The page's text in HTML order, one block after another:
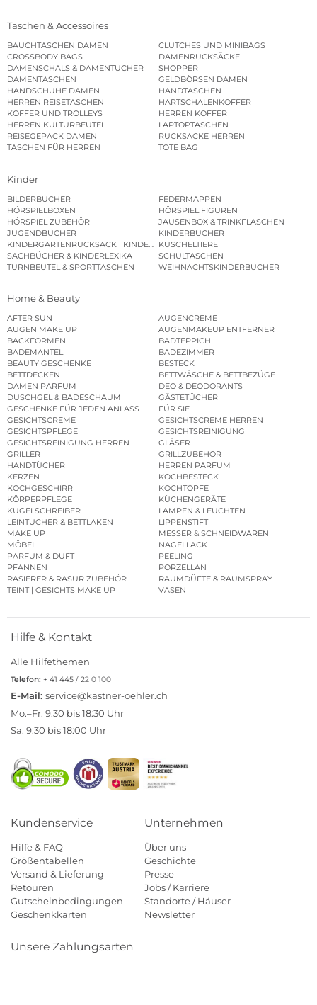
Taschen & Accessoires
BAUCHTASCHEN DAMEN
CLUTCHES UND MINIBAGS
CROSSBODY BAGS
DAMENRUCKSÄCKE
DAMENSCHALS & DAMENTÜCHER
SHOPPER
DAMENTASCHEN
GELDBÖRSEN DAMEN
HANDSCHUHE DAMEN
HANDTASCHEN
HERREN REISETASCHEN
HARTSCHALENKOFFER
KOFFER UND TROLLEYS
HERREN KOFFER
HERREN KULTURBEUTEL
LAPTOPTASCHEN
REISEGEPÄCK DAMEN
RUCKSÄCKE HERREN
TASCHEN FÜR HERREN
TOTE BAG
Kinder
BILDERBÜCHER
FEDERMAPPEN
HÖRSPIELBOXEN
HÖRSPIEL FIGUREN
HÖRSPIEL ZUBEHÖR
JAUSENBOX & TRINKFLASCHEN
JUGENDBÜCHER
KINDERBÜCHER
KINDERGARTENRUCKSACK | KINDERGARTENBEUTEL
KUSCHELTIERE
SACHBÜCHER & KINDERLEXIKA
SCHULTASCHEN
TURNBEUTEL & SPORTTASCHEN
WEIHNACHTSKINDERBÜCHER
Home & Beauty
AFTER SUN
AUGENCREME
AUGEN MAKE UP
AUGENMAKEUP ENTFERNER
BACKFORMEN
BADTEPPICH
BADEMÄNTEL
BADEZIMMER
BEAUTY GESCHENKE
BESTECK
BETTDECKEN
BETTWÄSCHE & BETTBEZÜGE
DAMEN PARFUM
DEO & DEODORANTS
DUSCHGEL & BADESCHAUM
GÄSTETÜCHER
GESCHENKE FÜR JEDEN ANLASS
FÜR SIE
GESICHTSCREME
GESICHTSCREME HERREN
GESICHTSPFLEGE
GESICHTSREINIGUNG
GESICHTSREINIGUNG HERREN
GLÄSER
GRILLER
GRILLZUBEHÖR
HANDTÜCHER
HERREN PARFUM
KERZEN
KOCHBESTECK
KOCHGESCHIRR
KOCHTÖPFE
KÖRPERPFLEGE
KÜCHENGERÄTE
KUGELSCHREIBER
LAMPEN & LEUCHTEN
LEINTÜCHER & BETTLAKEN
LIPPENSTIFT
MAKE UP
MESSER & SCHNEIDWAREN
MÖBEL
NAGELLACK
PARFUM & DUFT
PEELING
PFANNEN
PORZELLAN
RASIERER & RASUR ZUBEHÖR
RAUMDÜFTE & RAUMSPRAY
TEINT | GESICHTS MAKE UP
VASEN
Hilfe & Kontakt
Alle Hilfethemen
Telefon: + 41 445 / 22 0 100
E-Mail: service@kastner-oehler.ch
Mo.–Fr. 9:30 bis 18:30 Uhr
Sa. 9:30 bis 18:00 Uhr
Kundenservice
Hilfe & FAQ
Größentabellen
Versand & Lieferung
Retouren
Gutscheinbedingungen
Geschenkkarten
Unternehmen
Über uns
Geschichte
Presse
Jobs / Karriere
Standorte / Häuser
Newsletter
Unsere Zahlungsarten